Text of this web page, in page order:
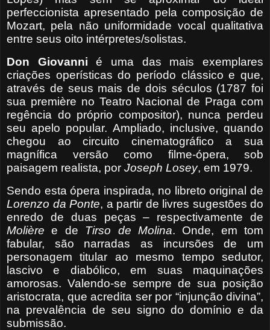
perfeccionista apresentado pela composição de
Mozart, pela não uniformidade vocal qualitativa
entre seus oito intérpretes/solistas.
Don Giovanni é uma das mais exemplares
criações operísticas do período clássico e que,
através de seus mais de dois séculos (1787 foi
sua première no Teatro Nacional de Praga com
regência do próprio compositor), nunca perdeu
seu apelo popular. Ampliado, inclusive, quando
chegou ao circuito cinematográfico a sua
magnífica versão como filme-ópera, sob
paisagem realista, por Joseph Losey, em 1979.
Sendo esta ópera inspirada, no libreto original de
Lorenzo da Ponte, a partir de livres sugestões do
enredo de duas peças – respectivamente de
Molière e de Tirso de Molina. Onde, em tom
fabular, são narradas as incursões de um
personagem titular ao mesmo tempo sedutor,
lascivo e diabólico, em suas maquinações
amorosas. Valendo-se sempre de sua posição
aristocrata, que acredita ser por “injunção divina”,
na prevalência de seu signo do domínio e da
submissão.